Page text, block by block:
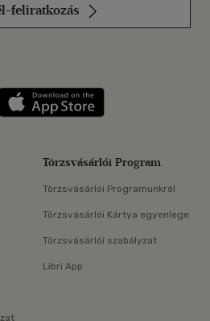
feliratkozás
ona LinkedInen
applikáció Szerezd meg: Google
Törzsvásárlói Program
Törzsvásárlói Programunkról
Törzsvásárlói Kártya egyenlege
Törzsvásárlói szabályzat
Libri App